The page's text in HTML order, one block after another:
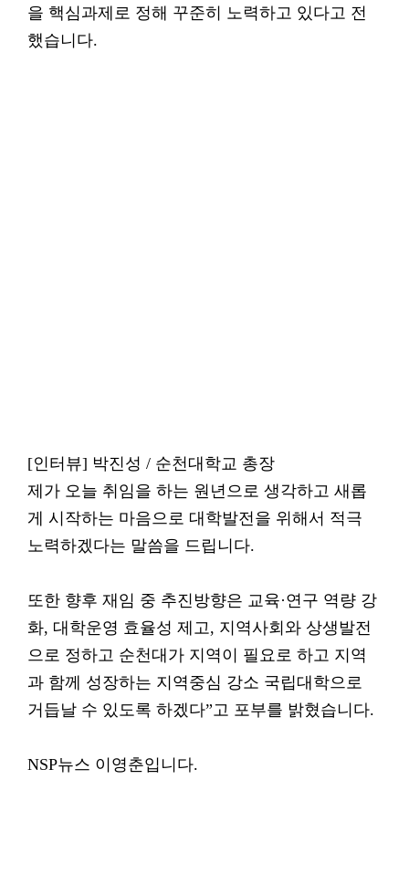
을 핵심과제로 정해 꾸준히 노력하고 있다고 전
했습니다.
[인터뷰] 박진성 / 순천대학교 총장
제가 오늘 취임을 하는 원년으로 생각하고 새롭
게 시작하는 마음으로 대학발전을 위해서 적극
노력하겠다는 말씀을 드립니다.
또한 향후 재임 중 추진방향은 교육·연구 역량 강
화, 대학운영 효율성 제고, 지역사회와 상생발전
으로 정하고 순천대가 지역이 필요로 하고 지역
과 함께 성장하는 지역중심 강소 국립대학으로
거듭날 수 있도록 하겠다”고 포부를 밝혔습니다.
NSP뉴스 이영춘입니다.